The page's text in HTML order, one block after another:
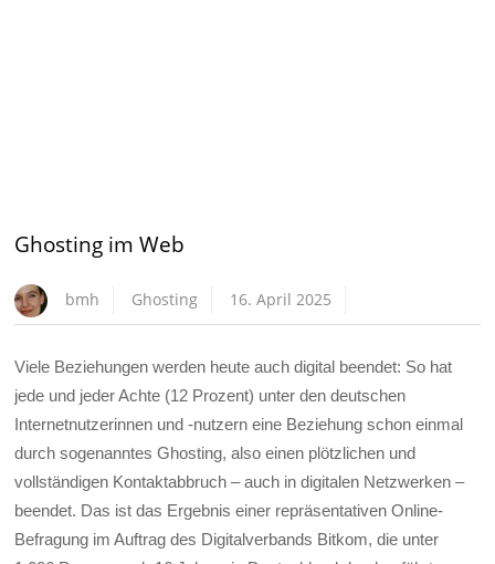
Ghosting im Web
bmh Ghosting 16. April 2025
Viele Beziehungen werden heute auch digital beendet: So hat
jede und jeder Achte (12 Prozent) unter den deutschen
Internetnutzerinnen und -nutzern eine Beziehung schon einmal
durch sogenanntes Ghosting, also einen plötzlichen und
vollständigen Kontaktabbruch – auch in digitalen Netzwerken –
beendet. Das ist das Ergebnis einer repräsentativen Online-
Befragung im Auftrag des Digitalverbands Bitkom, die unter